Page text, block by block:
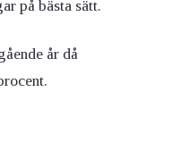
på bästa sätt.
år då